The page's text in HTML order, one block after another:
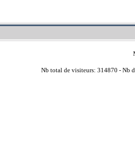
Nb total de visiteurs: 314870 - Nb